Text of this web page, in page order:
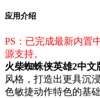
应用介绍
PS：已完成最新内置
源支持。
火柴蜘蛛侠英雄2中文
风格，打造出更具沉
色敏捷动作特色的基